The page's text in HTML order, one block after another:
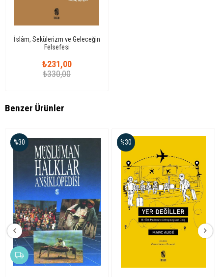
İslâm, Sekülerizm ve Geleceğin
Felsefesi
₺231,00
₺330,00
Benzer Ürünler
%30 %30